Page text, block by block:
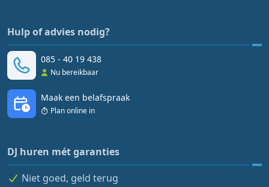
Hulp of advies nodig?
085 - 40 19 438
Nu bereikbaar
Maak een belafspraak
Plan online in
DJ huren mét garanties
Niet goed, geld terug